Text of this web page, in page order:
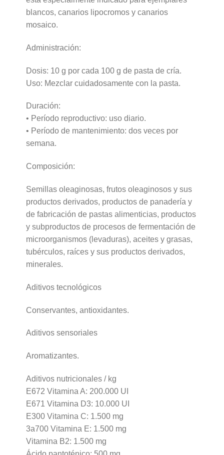
blancos, canarios lipocromos y canarios
mosaico.
Administración:
Dosis: 10 g por cada 100 g de pasta de cría.
Uso: Mezclar cuidadosamente con la pasta.
Duración:
• Período reproductivo: uso diario.
• Período de mantenimiento: dos veces por
semana.
Composición:
Semillas oleaginosas, frutos oleaginosos y sus
productos derivados, productos de panadería y
de fabricación de pastas alimenticias, productos
y subproductos de procesos de fermentación de
microorganismos (levaduras), aceites y grasas,
tubérculos, raíces y sus productos derivados,
minerales.
Aditivos tecnológicos
Conservantes, antioxidantes.
Aditivos sensoriales
Aromatizantes.
Aditivos nutricionales / kg
E672 Vitamina A: 200.000 UI
E671 Vitamina D3: 10.000 UI
E300 Vitamina C: 1.500 mg
3a700 Vitamina E: 1.500 mg
Vitamina B2: 1.500 mg